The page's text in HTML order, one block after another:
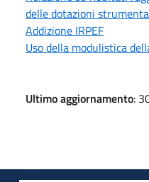
delle dotazioni
Addizione IRPEF
Uso della modulistica
Ultimo aggiornamento: